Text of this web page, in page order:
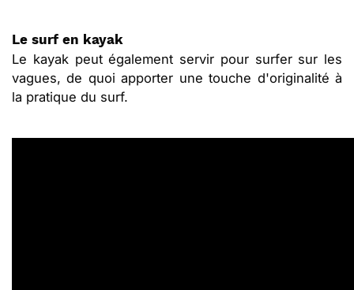
Le surf en kayak
Le kayak peut également servir pour surfer sur les
vagues, de quoi apporter une touche d'originalité à
la pratique du surf.